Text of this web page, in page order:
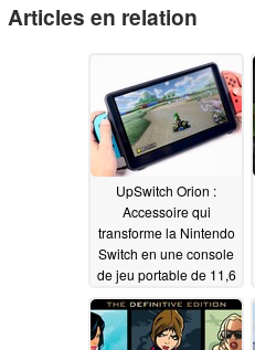
Articles en relation
UpSwitch Orion :
Accessoire qui
transforme la Nintendo
Switch en une console
de jeu portable de 11,6
pouces12/01/2021